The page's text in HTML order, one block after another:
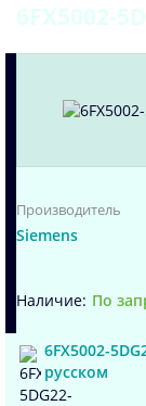
6FX5002-
Производитель
Siemens
По
6FX5002-
русском